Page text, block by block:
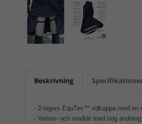
Beskrivning
- 2-lagers EquTex™ ridkappa med
- Vatten- och vindtät med hög